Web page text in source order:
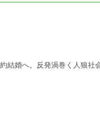
結婚へ。反発渦巻く人狼社